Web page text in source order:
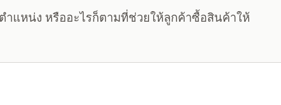
ำแหน่ง หรืออะไรก็ตามที่ช่วยให้ลูกค้าซื้อสินค้าให้